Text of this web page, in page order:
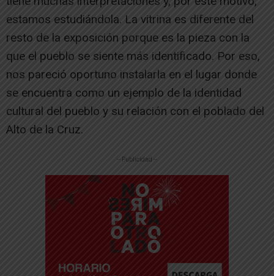
estamos estudiándola. La vitrina es diferente del
resto de la exposición porque es la pieza con la
que el pueblo se siente más identificado. Por eso,
nos pareció oportuno instalarla en el lugar donde
se encuentra como un ejemplo de la identidad
cultural del pueblo y su relación con el poblado del
Alto de la Cruz.
-- Publicidad --